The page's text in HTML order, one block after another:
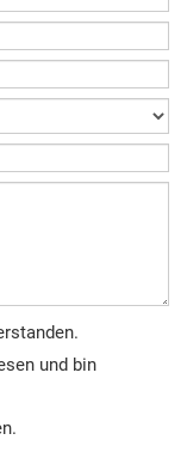
und bin